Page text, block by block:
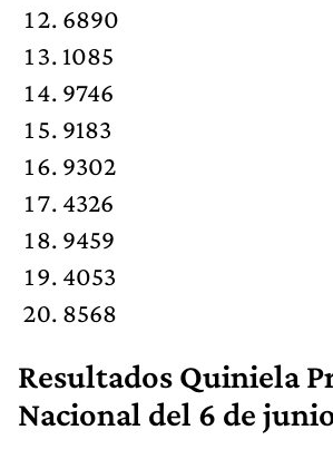
6890
1085
9746
9183
9302
4326
9459
4053
8568
Resultados Quiniela
Nacional del 6 de